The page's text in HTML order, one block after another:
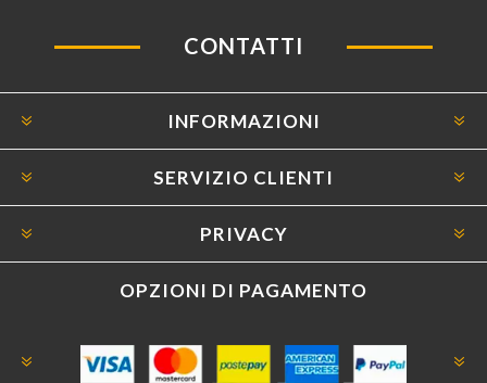
CONTATTI
INFORMAZIONI
SERVIZIO CLIENTI
PRIVACY
OPZIONI DI PAGAMENTO